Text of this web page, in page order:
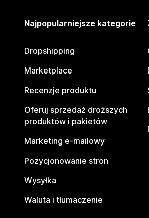
Najpopularniejsze kategorie
Dropshipping
Marketplace
Recenzje produktu
Oferuj sprzedaż droższych
produktów i pakietów
Marketing e-mailowy
Pozycjonowanie stron
Wysyłka
Waluta i tłumaczenie